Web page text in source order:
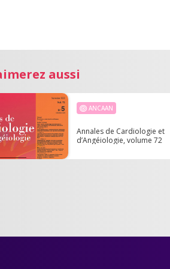
aussi
ANCAAN
Annales de Cardiologie et
d’Angéiologie, volume 72